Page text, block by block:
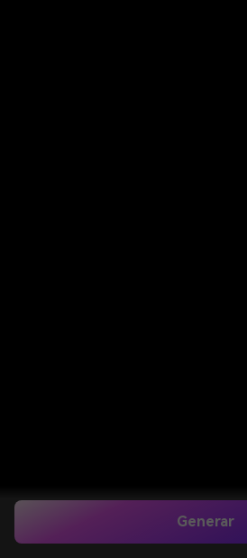
Generar